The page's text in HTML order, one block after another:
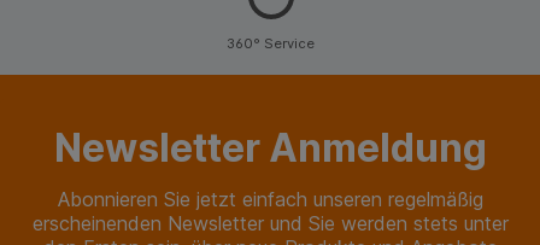
360° Service
Newsletter Anmeldung
Abonnieren Sie jetzt einfach unseren regelmäßig
erscheinenden Newsletter und Sie werden stets unter